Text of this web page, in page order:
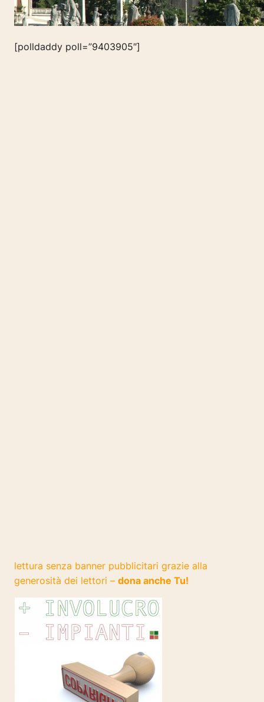
[polldaddy poll=”9403905″]
lettura senza banner pubblicitari grazie alla
generosità dei lettori – dona anche Tu!